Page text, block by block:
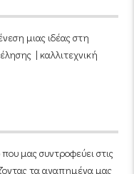
μιας ιδέας στη
| καλλιτεχνική
μας συντροφεύει στις
τα αγαπημένα μας